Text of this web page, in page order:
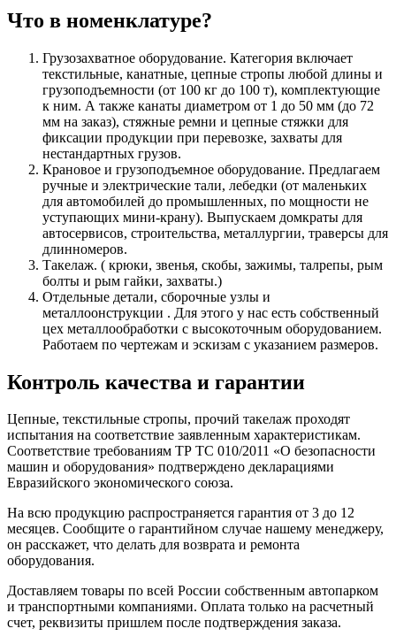
Что в номенклатуре?
Грузозахватное оборудование. Категория включает
текстильные, канатные, цепные стропы любой длины и
грузоподъемности (от 100 кг до 100 т), комплектующие
к ним. А также канаты диаметром от 1 до 50 мм (до 72
мм на заказ), стяжные ремни и цепные стяжки для
фиксации продукции при перевозке, захваты для
нестандартных грузов.
Крановое и грузоподъемное оборудование. Предлагаем
ручные и электрические тали, лебедки (от маленьких
для автомобилей до промышленных, по мощности не
уступающих мини-крану). Выпускаем домкраты для
автосервисов, строительства, металлургии, траверсы для
длинномеров.
Такелаж. ( крюки, звенья, скобы, зажимы, талрепы, рым
болты и рым гайки, захваты.)
Отдельные детали, сборочные узлы и
металлоонструкции . Для этого у нас есть собственный
цех металлообработки с высокоточным оборудованием.
Работаем по чертежам и эскизам с указанием размеров.
Контроль качества и гарантии
Цепные, текстильные стропы, прочий такелаж проходят
испытания на соответствие заявленным характеристикам.
Соответствие требованиям ТР ТС 010/2011 «О безопасности
машин и оборудования» подтверждено декларациями
Евразийского экономического союза.
На всю продукцию распространяется гарантия от 3 до 12
месяцев. Сообщите о гарантийном случае нашему менеджеру,
он расскажет, что делать для возврата и ремонта
оборудования.
Доставляем товары по всей России собственным автопарком
и транспортными компаниями. Оплата только на расчетный
счет, реквизиты пришлем после подтверждения заказа.